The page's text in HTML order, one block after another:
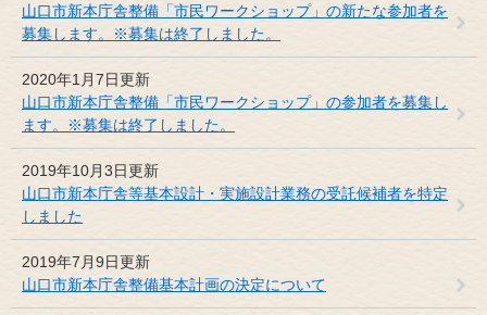
山口市新本庁舎整備「市民ワークショップ」の新たな参加者を
募集します。※募集は終了しました。
2020年1月7日更新
山口市新本庁舎整備「市民ワークショップ」の参加者を募集し
ます。※募集は終了しました。
2019年10月3日更新
山口市新本庁舎等基本設計・実施設計業務の受託候補者を特定
しました
2019年7月9日更新
山口市新本庁舎整備基本計画の決定について